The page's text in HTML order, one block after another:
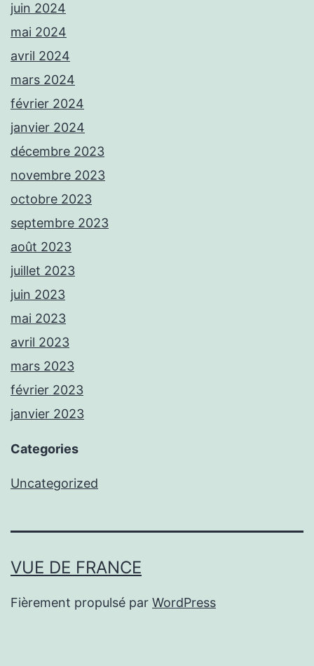
juin 2024
mai 2024
avril 2024
mars 2024
février 2024
janvier 2024
décembre 2023
novembre 2023
octobre 2023
septembre 2023
août 2023
juillet 2023
juin 2023
mai 2023
avril 2023
mars 2023
février 2023
janvier 2023
Categories
Uncategorized
VUE DE FRANCE
Fièrement propulsé par WordPress